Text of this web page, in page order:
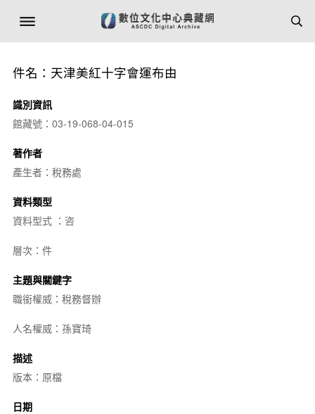
件名：天津美紅十字會運布由
識別資訊
館藏號：03-19-068-04-015
著作者
產生者：稅務處
資料類型
資料型式 ：咨
層次：件
主題與關鍵字
職銜權威：稅務督辦
人名權威：孫寶琦
描述
版本：原檔
日期